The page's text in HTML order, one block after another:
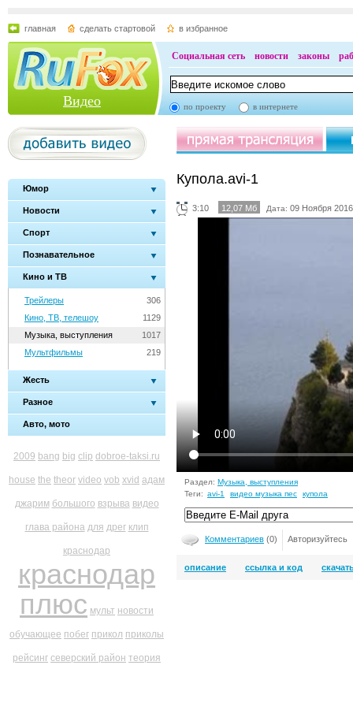
главная сделать стартовой в избранное
Видео
Социальная сеть новости законы
по проекту в интернете
Юмор
Новости
Спорт
Познавательное
Кино и ТВ
306
Трейлеры
1129
Кино, ТВ, телешоу
1017
Музыка, выступления
219
Мультфильмы
Жесть
Разное
Авто, мото
2009 bang big clip dobroe-taksi.ru
house the theor video vob xvid адам
джарим большого взрыва видео
глава района для дрег клип
краснодар
краснодар
плюс мульт новости
обучающее побег прикол приколы
рейсинг северский район теория
Купола.avi-1
3:10 12,07 Мб Дата: 09 Ноября
Раздел: Музыка, выступления
Теги: avi-1 видео музыка пес купола
Комментариев (0) Авторизуйтесь
описание ссылка и код